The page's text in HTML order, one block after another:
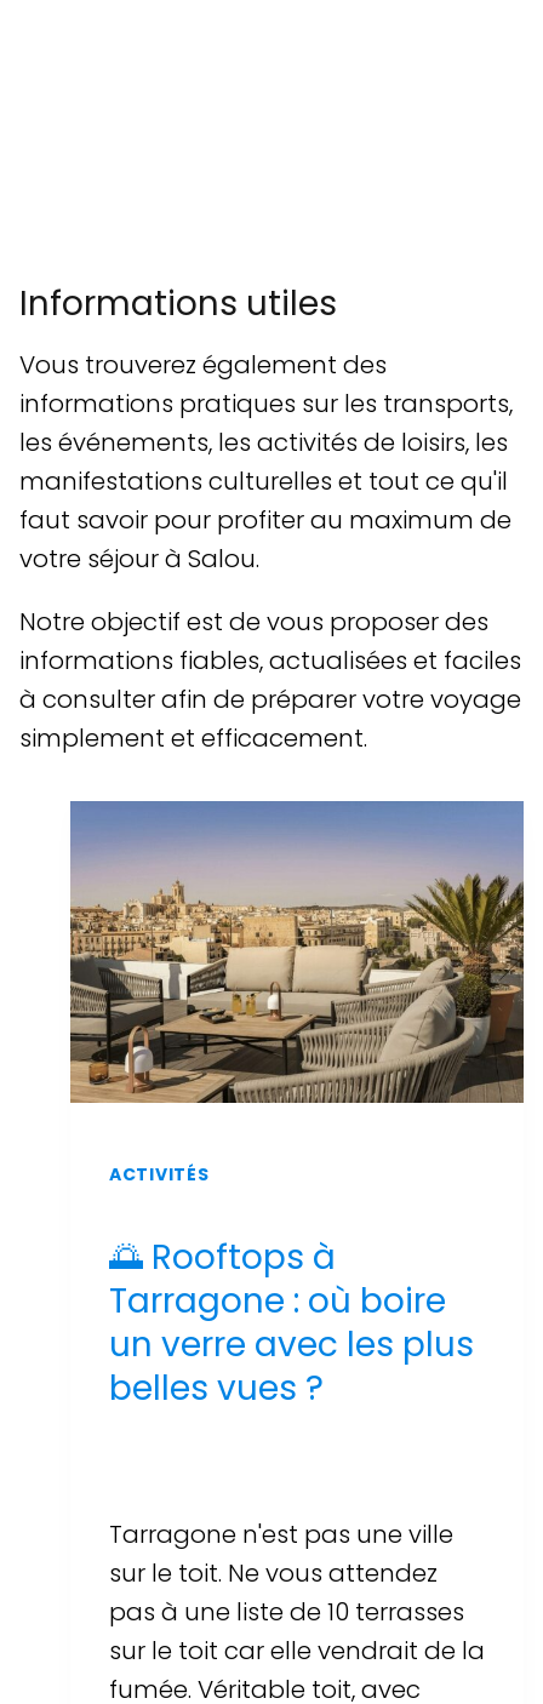
Informations utiles
Vous trouverez également des
informations pratiques sur les transports,
les événements, les activités de loisirs, les
manifestations culturelles et tout ce qu'il
faut savoir pour profiter au maximum de
votre séjour à Salou.
Notre objectif est de vous proposer des
informations fiables, actualisées et faciles
à consulter afin de préparer votre voyage
simplement et efficacement.
ACTIVITÉS
🌅 Rooftops à
Tarragone : où boire
un verre avec les plus
belles vues ?
Tarragone n'est pas une ville
sur le toit. Ne vous attendez
pas à une liste de 10 terrasses
sur le toit car elle vendrait de la
fumée. Véritable toit, avec